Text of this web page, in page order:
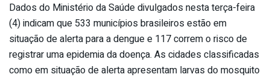
Dados do Ministério da Saúde divulgados nesta terça-feira
(4) indicam que 533 municípios brasileiros estão em
situação de alerta para a dengue e 117 correm o risco de
registrar uma epidemia da doença. As cidades classificadas
como em situação de alerta apresentam larvas do mosquito